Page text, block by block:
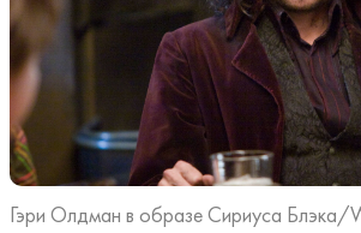
Гэри Олдман в образе Сириуса Блэка/